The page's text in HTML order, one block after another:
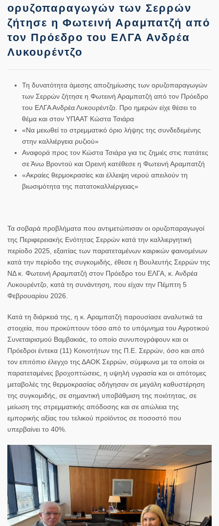
ορυζοπαραγωγών των Σερρών
ζήτησε η Φωτεινή Αραμπατζή από
τον Πρόεδρο του ΕΛΓΑ Ανδρέα
Λυκουρέντζο
Τη δυνατότητα άμεσης αποζημίωσης των ορυζοπαραγωγών
των Σερρών ζήτησε η Φωτεινή Αραμπατζή από τον Πρόεδρο
του ΕΛΓΑ Ανδρέα Λυκουρέντζο. Προ ημερών είχε θέσει το
θέμα και στον ΥΠΑΑΤ Κώστα Τσιάρα
«Να μειωθεί το στρεμματικό όριο λήψης της συνδεδεμένης
στην καλλιέργεια ρυζιού»
Αναφορά προς τον Κώστα Τσιάρα για τις ζημιές στις πατάτες
σε Άνω Βροντού και Ορεινή κατέθεσε η Φωτεινή Αραμπατζή
«Ακραίες θερμοκρασίες και έλλειψη νερού απειλούν τη
βιωσιμότητα της πατατοκαλλιέργειας»
Τα σοβαρά προβλήματα που αντιμετώπισαν οι ορυζοπαραγωγοί
της Περιφερειακής Ενότητας Σερρών κατά την καλλιεργητική
περίοδο 2025 , εξαιτίας των παρατεταμένων καιρικών φαινομένων
κατά την περίοδο της συγκομιδής, έθεσε η Βουλευτής Σερρών της
ΝΔ κ. Φωτεινή Αραμπατζή στον Πρόεδρο του ΕΛΓΑ, κ. Ανδρέα
Λυκουρέντζο , κατά τη συνάντηση, που είχαν την Πέμπτη 5
Φεβρουαρίου 2026
Κατά τη διάρκειά της, η κ. Αραμπατζή παρουσίασε αναλυτικά τα
στοιχεία, που προκύπτουν τόσο από το υπόμνημα του Αγροτικού
Συνεταιρισμού Βαμβακιάς, το οποίο συνυπογράφουν και οι
Πρόεδροι έντεκα (11) Κοινοτήτων της Π.Ε. Σερρών , όσο και από
τον επιτόπιο έλεγχο της ΔΑΟΚ Σερρών , σύμφωνα με τα οποία οι
παρατεταμένες βροχοπτώσεις, η υψηλή υγρασία και οι απότομες
μεταβολές της θερμοκρασίας οδήγησαν σε μεγάλη καθυστέρηση
της συγκομιδής , σε σημαντική υποβάθμιση της ποιότητας , σε
μείωση της στρεμματικής απόδοσης και σε απώλεια της
εμπορικής αξίας του τελικού προϊόντος σε ποσοστό που
υπερβαίνει το 40%.